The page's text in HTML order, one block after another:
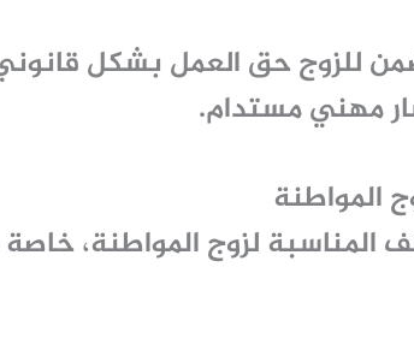
للزوج حق العمل بشكل
مهني مستدام.
المواطنة
المناسبة لزوج المواطنة،